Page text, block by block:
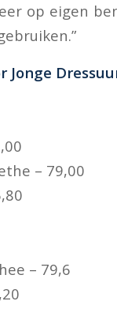
op eigen
– 79,00
– 79,6